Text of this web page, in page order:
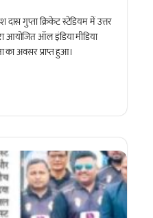
गुप्ता क्रिकेट स्टेडियम में उत्तर
आयोजित ऑल इंडिया मीडिया
का अवसर प्राप्त हुआ।